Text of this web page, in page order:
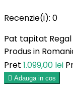
Recenzie(i): 0
Pat tapitat
Produs in
Pret 1.099,00 lei
 Adauga in cos